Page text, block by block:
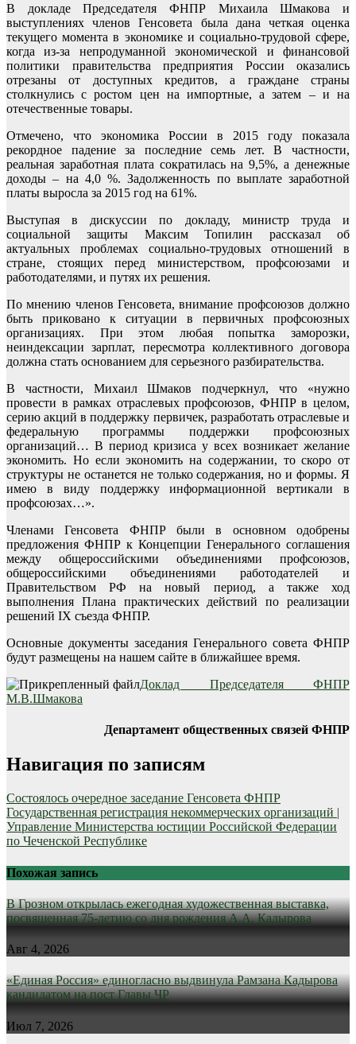
В докладе Председателя ФНПР Михаила Шмакова и
выступлениях членов Генсовета была дана четкая оценка
текущего момента в экономике и социально-трудовой сфере,
когда из-за непродуманной экономической и финансовой
политики правительства предприятия России оказались
отрезаны от доступных кредитов, а граждане страны
столкнулись с ростом цен на импортные, а затем – и на
отечественные товары.
Отмечено, что экономика России в 2015 году показала
рекордное падение за последние семь лет. В частности,
реальная заработная плата сократилась на 9,5%, а денежные
доходы – на 4,0 %. Задолженность по выплате заработной
платы выросла за 2015 год на 61%.
Выступая в дискуссии по докладу, министр труда и
социальной защиты Максим Топилин рассказал об
актуальных проблемах социально-трудовых отношений в
стране, стоящих перед министерством, профсоюзами и
работодателями, и путях их решения.
По мнению членов Генсовета, внимание профсоюзов должно
быть приковано к ситуации в первичных профсоюзных
организациях. При этом любая попытка заморозки,
неиндексации зарплат, пересмотра коллективного договора
должна стать основанием для серьезного разбирательства.
В частности, Михаил Шмаков подчеркнул, что «нужно
провести в рамках отраслевых профсоюзов, ФНПР в целом,
серию акций в поддержку первичек, разработать отраслевые и
федеральную программы поддержки профсоюзных
организаций… В период кризиса у всех возникает желание
экономить. Но если экономить на содержании, то скоро от
структуры не останется не только содержания, но и формы. Я
имею в виду поддержку информационной вертикали в
профсоюзах…».
Членами Генсовета ФНПР были в основном одобрены
предложения ФНПР к Концепции Генерального соглашения
между общероссийскими объединениями профсоюзов,
общероссийскими объединениями работодателей и
Правительством РФ на новый период, а также ход
выполнения Плана практических действий по реализации
решений IX съез­да ФНПР.
Основные документы заседания Генерального совета ФНПР
будут размещены на нашем сайте в ближайшее время.
Доклад Председателя ФНПР
М.В.Шмакова
Департамент общественных связей ФНПР
Навигация по записям
Состоялось очередное заседание Генсовета ФНПР
Государственная регистрация некоммерческих организаций |
Управление Министерства юстиции Российской Федерации
по Чеченской Республике
Похожая запись
В Грозном открылась ежегодная художественная выставка,
посвященная 75-летию со дня рождения А.А. Кадырова
Авг 4, 2026
«Единая Россия» единогласно выдвинула Рамзана Кадырова
кандидатом на пост Главы ЧР
Июл 7, 2026